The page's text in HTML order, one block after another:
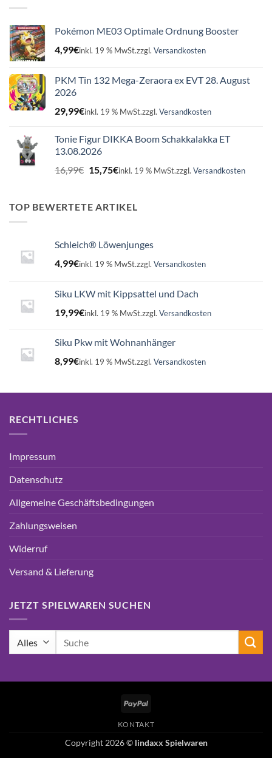
Pokémon ME03 Optimale Ordnung Booster
4,99€inkl. 19 % MwSt.zzgl. Versandkosten
PKM Tin 132 Mega-Zeraora ex EVT 28. August
2026
29,99€inkl. 19 % MwSt.zzgl. Versandkosten
Tonie Figur DIKKA Boom Schakkalakka ET
13.08.2026
16,99€ Ursprünglicher
Preis
16,99€
15,75€Aktueller
15,75€.
inkl. 19 % MwSt.zzgl. Versandkosten
TOP BEWERTETE ARTIKEL
Schleich® Löwenjunges
4,99€inkl. 19 % MwSt.zzgl. Versandkosten
Siku LKW mit Kippsattel und Dach
19,99€inkl. 19 % MwSt.zzgl. Versandkosten
Siku Pkw mit Wohnanhänger
8,99€inkl. 19 % MwSt.zzgl. Versandkosten
RECHTLICHES
Impressum
Datenschutz
Allgemeine Geschäftsbedingungen
Zahlungsweisen
Widerruf
Versand & Lieferung
JETZT SPIELWAREN SUCHEN
PayPal
KONTAKT
Copyright 2026 © lindaxx Spielwaren